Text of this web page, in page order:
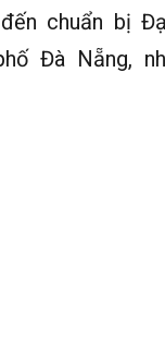
chuẩn bị
Đà Nẵng,